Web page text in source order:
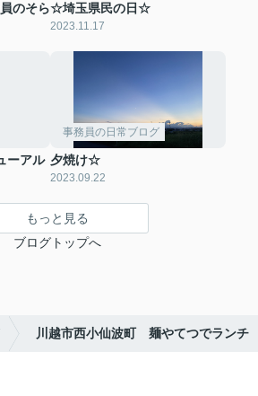
のそら☆埼玉県民の日☆
2023.11.17
ーアル
事務員の日常ブログ
夕焼け☆
2023.09.22
もっと見る
ブログトップへ
川越市西小仙波町 麺やてつでランチ